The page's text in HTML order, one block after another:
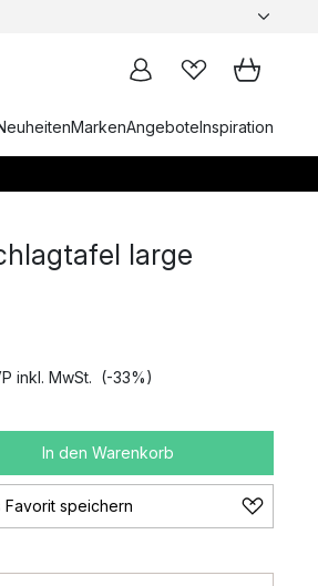
MarkenAngeboteInspiration
large
inkl. MwSt. (-33%)
In den Warenkorb
Favorit speichern